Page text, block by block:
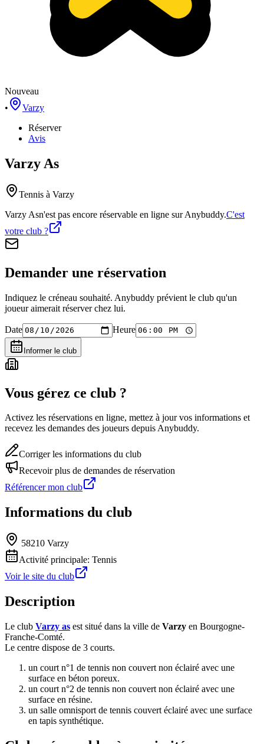
Nouveau
•
Varzy
Réserver
Avis
Varzy As
Tennis à Varzy
Varzy Asn'est pas encore réservable en ligne sur Anybuddy.C'est
votre club ?
Demander une réservation
Indiquez le créneau souhaité. Anybuddy prévient le club qu'un
joueur aimerait réserver chez lui.
Date Heure
Informer le club
Vous gérez ce club ?
Activez les réservations en ligne, mettez à jour vos informations et
recevez les demandes des joueurs depuis Anybuddy.
Corriger les informations du club
Recevoir plus de demandes de réservation
Référencer mon club
Informations du club
58210 Varzy
Activité principale: Tennis
Voir le site du club
Description
Le club Varzy as est situé dans la ville de Varzy en Bourgogne-
Franche-Comté.
Le centre dispose de 3 courts.
un court n°1 de tennis non couvert non éclairé avec une
surface en béton poreux.
un court n°2 de tennis non couvert non éclairé avec une
surface en résine.
un salle omnisport de tennis couvert éclairé avec une surface
en tapis synthétique.